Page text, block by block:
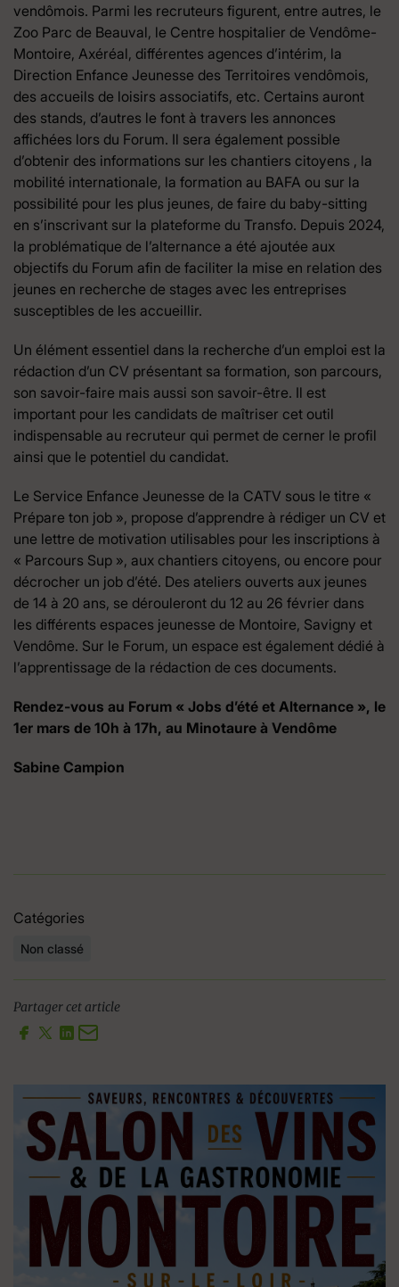
vendômois. Parmi les recruteurs figurent, entre autres, le
Zoo Parc de Beauval, le Centre hospitalier de Vendôme-
Montoire, Axéréal, différentes agences d’intérim, la
Direction Enfance Jeunesse des Territoires vendômois,
des accueils de loisirs associatifs, etc. Certains auront
des stands, d’autres le font à travers les annonces
affichées lors du Forum. Il sera également possible
d’obtenir des informations sur les chantiers citoyens , la
mobilité internationale, la formation au BAFA ou sur la
possibilité pour les plus jeunes, de faire du baby-sitting
en s’inscrivant sur la plateforme du Transfo. Depuis 2024,
la problématique de l’alternance a été ajoutée aux
objectifs du Forum afin de faciliter la mise en relation des
jeunes en recherche de stages avec les entreprises
susceptibles de les accueillir.
Un élément essentiel dans la recherche d’un emploi est la
rédaction d’un CV présentant sa formation, son parcours,
son savoir-faire mais aussi son savoir-être. Il est
important pour les candidats de maîtriser cet outil
indispensable au recruteur qui permet de cerner le profil
ainsi que le potentiel du candidat.
Le Service Enfance Jeunesse de la CATV sous le titre «
Prépare ton job », propose d’apprendre à rédiger un CV et
une lettre de motivation utilisables pour les inscriptions à
« Parcours Sup », aux chantiers citoyens, ou encore pour
décrocher un job d’été. Des ateliers ouverts aux jeunes
de 14 à 20 ans, se dérouleront du 12 au 26 février dans
les différents espaces jeunesse de Montoire, Savigny et
Vendôme. Sur le Forum, un espace est également dédié à
l’apprentissage de la rédaction de ces documents.
Rendez-vous au Forum « Jobs d’été et Alternance », le
1er mars de 10h à 17h, au Minotaure à Vendôme
Sabine Campion
Catégories
Non classé
Partager cet article